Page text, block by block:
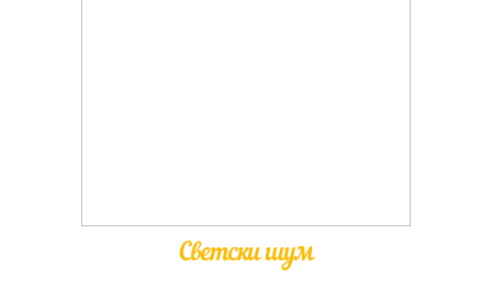
Светски шум